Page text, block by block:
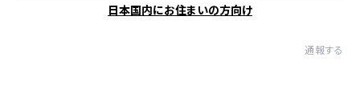
日本国内にお住まいの方向け
通報する